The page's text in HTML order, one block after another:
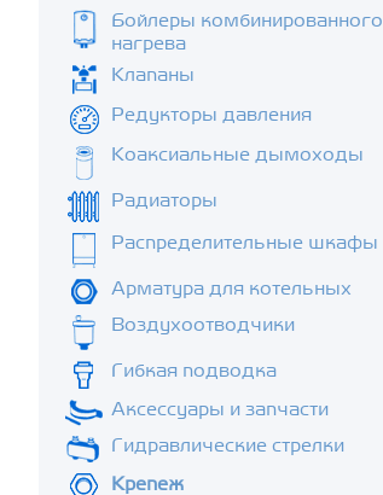
Бойлеры комбинированного
нагрева
Клапаны
Редукторы давления
Коаксиальные дымоходы
Радиаторы
Распределительные шкафы
Арматура для котельных
Воздухоотводчики
Гибкая подводка
Аксессуары и запчасти
Гидравлические стрелки
Крепеж